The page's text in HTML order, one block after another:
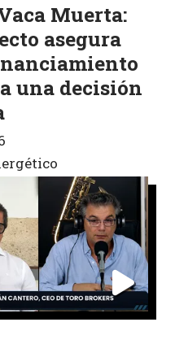
Muerta:
asegura
una decisión